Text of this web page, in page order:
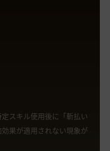
スキル使用後に「斬払い
果が適用されない現象が